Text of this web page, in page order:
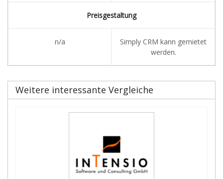
Preisgestaltung
n/a
Simply CRM kann gemietet
werden.
Weitere interessante Vergleiche